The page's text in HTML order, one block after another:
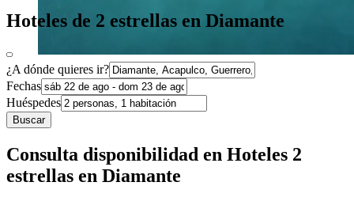
Hoteles de 2 estrellas en Diamante
¿A dónde quieres ir?
Fechas
Huéspedes
Buscar
Consulta disponibilidad en Hoteles 2
estrellas en Diamante